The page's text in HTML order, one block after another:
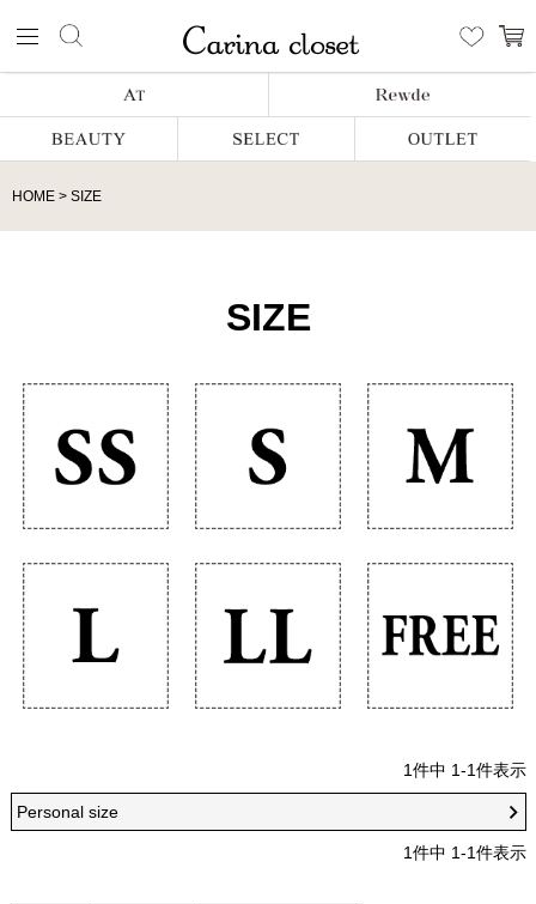
HOME SIZE
SIZE
1件中 1-1件表示
Personal size
1件中 1-1件表示